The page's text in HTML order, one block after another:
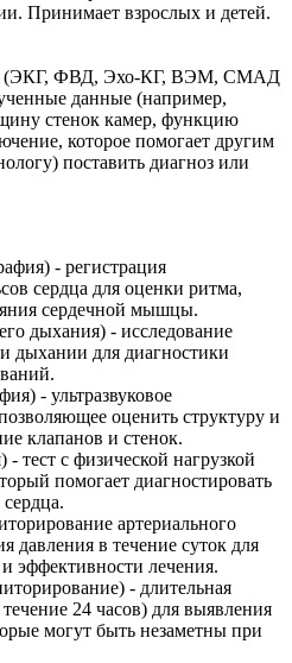
Принимает взрослых и детей.
(ЭКГ, ФВД, Эхо-КГ, ВЭМ, СМАД
данные (например,
стенок камер, функцию
которое помогает другим
поставить диагноз или
- регистрация
сердца для оценки ритма,
сердечной мышцы.
дыхания) - исследование
дыхании для диагностики
- ультразвуковое
оценить структуру и
клапанов и стенок.
- тест с физической нагрузкой
помогает диагностировать
артериального
давления в течение суток для
эффективности лечения.
- длительная
24 часов) для выявления
могут быть незаметны при